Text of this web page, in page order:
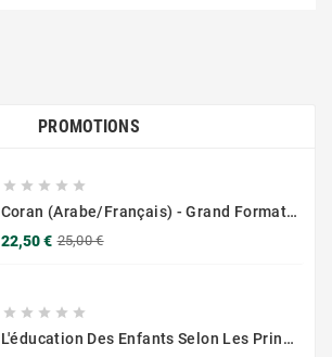
PROMOTIONS
    
Coran (Arabe/Français) - Grand Format 17x25 - Couverture Daim - Pages Dorées
22,50 € 25,00 €
    
L'éducation Des Enfants Selon Les Principes Du Prophète Sws